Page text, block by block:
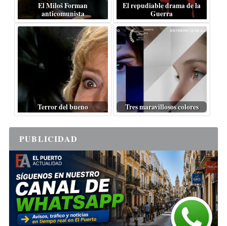
El Miloš Forman
anticomunista
El repudiable drama de la
Guerra
Terror del bueno Tres maravillosos colores
PUBLICIDAD